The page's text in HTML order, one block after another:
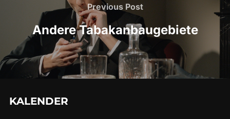
Previous
Previous Post
Andere Tabakanbaugebiete
KALENDER